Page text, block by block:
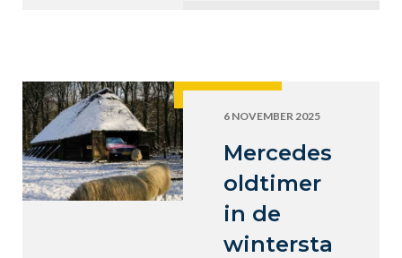
6 NOVEMBER 2025
Mercedes
oldtimer
in de
wintersta